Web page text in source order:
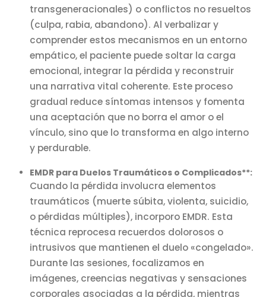
transgeneracionales) o conflictos no resueltos
(culpa, rabia, abandono). Al verbalizar y
comprender estos mecanismos en un entorno
empático, el paciente puede soltar la carga
emocional, integrar la pérdida y reconstruir
una narrativa vital coherente. Este proceso
gradual reduce síntomas intensos y fomenta
una aceptación que no borra el amor o el
vínculo, sino que lo transforma en algo interno
y perdurable.
EMDR para Duelos Traumáticos o Complicados**:
Cuando la pérdida involucra elementos
traumáticos (muerte súbita, violenta, suicidio,
o pérdidas múltiples), incorporo EMDR. Esta
técnica reprocesa recuerdos dolorosos o
intrusivos que mantienen el duelo «congelado».
Durante las sesiones, focalizamos en
imágenes, creencias negativas y sensaciones
corporales asociadas a la pérdida, mientras